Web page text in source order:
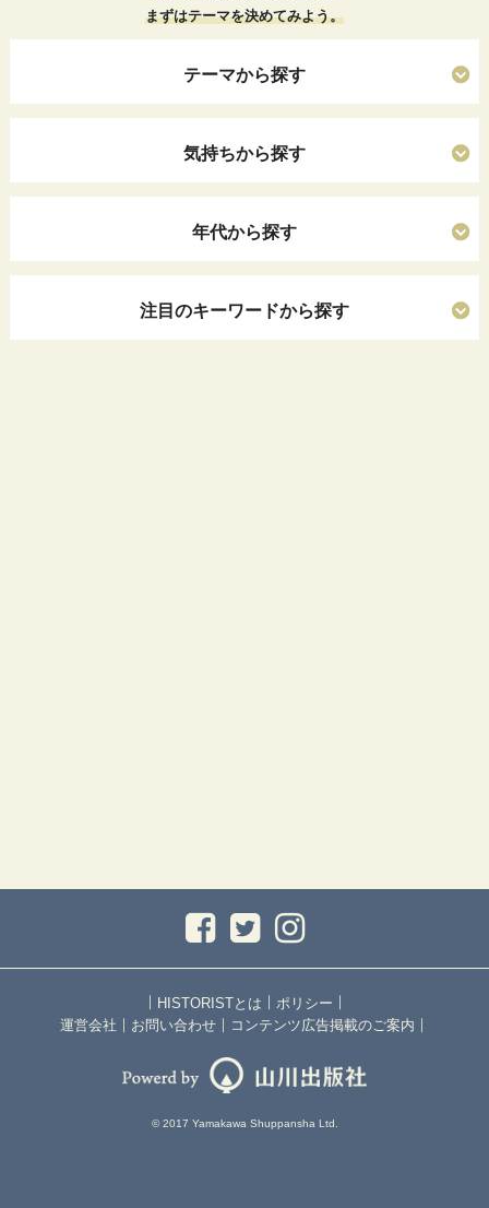
まずはテーマを決めてみよう。
テーマから探す
気持ちから探す
年代から探す
注目のキーワードから探す
｜ HISTORISTとは ｜ ポリシー ｜
運営会社 ｜ お問い合わせ ｜ コンテンツ広告掲載のご案内 ｜
© 2017 Yamakawa Shuppansha Ltd.